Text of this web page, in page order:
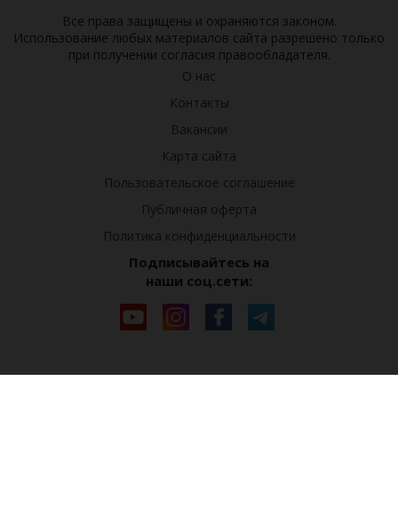
Все права защищены и охраняются законом.
Использование любых материалов сайта разрешено только
при получении согласия правообладателя.
О нас
Контакты
Вакансии
Карта сайта
Пользовательское соглашение
Публичная оферта
Политика конфиденциальности
Подписывайтесь на
наши соц.сети: